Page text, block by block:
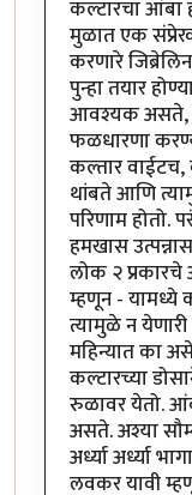
कल्टारचा
मुळात एक
करणारे
पुन्हा तयार
आवश्यक असते,
फळधारणा
कल्तार वाईटच,
थांबते आणि
परिणाम होतो.
हमखास
लोक २ प्रकारचे
म्हणून - यामध्ये
त्यामुळे न
महिन्यात का
कल्टारच्या
रुळावर येतो.
असते. अश्या
अर्ध्या अर्ध्या
लवकर यावी